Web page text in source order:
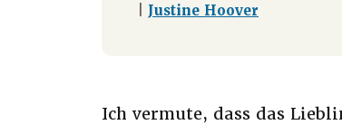
Justine Hoover
Ich vermute, dass das